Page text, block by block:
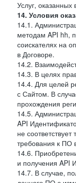
Услуг,
14. Условия
14.1.
методам API hh,
соискателях на
в Договоре.
14.2.
14.3. В целях
14.4. Для целей
с Сайтом. В
прохождения
14.5.
API
не
требования к ПО
14.6.
и получения API
14.7. В случае,